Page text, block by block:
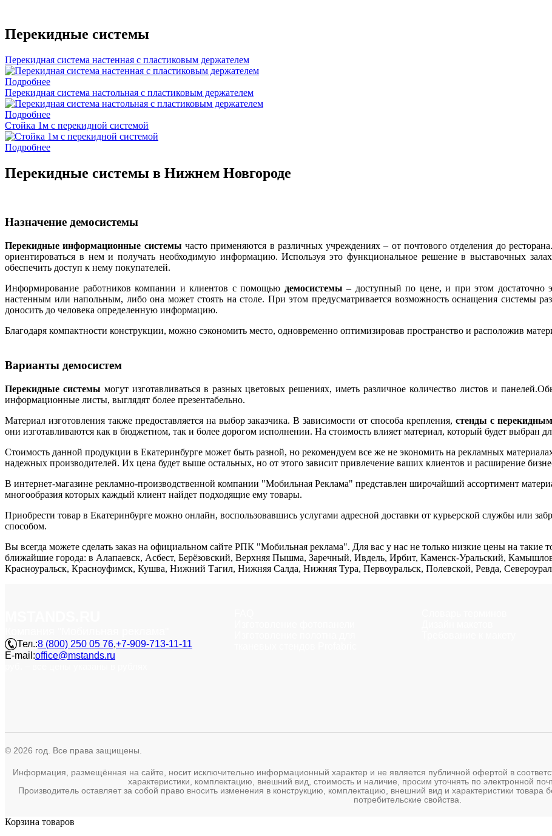
Перекидные системы
Перекидная система настенная с пластиковым держателем
Подробнее
Перекидная система настольная с пластиковым держателем
Подробнее
Стойка 1м с перекидной системой
Подробнее
Перекидные системы в Нижнем Новгороде
Назначение демосистемы
Перекидные информационные системы часто применяются в различных учреждениях – от почтового отделения до
ориентироваться в нем и получать необходимую информацию. Используя это функциональное решение в выставочных
обеспечить доступ к нему покупателей.
Информирование работников компании и клиентов с помощью демосистемы – доступный по цене, и при этом достаточно
настенным или напольным, либо она может стоять на столе. При этом предусматривается возможность оснащения системы
доносить до человека определенную информацию.
Благодаря компактности конструкции, можно сэкономить место, одновременно оптимизировав пространство и расположив
Варианты демосистем
Перекидные системы могут изготавливаться в разных цветовых решениях, иметь различное количество листов и
информационные листы, выглядят более презентабельно.
Материал изготовления также предоставляется на выбор заказчика. В зависимости от способа крепления, стенды с
они изготавливаются как в бюджетном, так и более дорогом исполнении. На стоимость влияет материал, который будет выбран
Стоимость данной продукции в Екатеринбурге может быть разной, но рекомендуем все же не экономить на рекламных
надежных производителей. Их цена будет выше остальных, но от этого зависит привлечение ваших клиентов и расширение
В интернет-магазине рекламно-производственной компании "Мобильная Реклама" представлен широчайший ассортимент
многообразия которых каждый клиент найдет подходящие ему товары.
Приобрести товар в Екатеринбурге можно онлайн, воспользовавшись услугами адресной доставки от курьерской службы или
способом.
Вы всегда можете сделать заказ на официальном сайте РПК "Мобильная реклама". Для вас у нас не только низкие цены на такие
ближайшие города: в Алапаевск, Асбест, Берёзовский, Верхняя Пышма, Заречный, Ивдель, Ирбит, Каменск-Уральский,
Красноуральск, Красноуфимск, Кушва, Нижний Тагил, Нижняя Салда, Нижняя Тура, Первоуральск, Полевской, Ревда,
Тел.:8 (800) 250 05 76,+7-909-713-11-11
E-mail:office@mstands.ru
© 2026 год. Все права защищены.
Информация, размещённая на сайте, носит исключительно информационный характер и не является публичной офертой в
характеристики, комплектацию, внешний вид, стоимость и наличие, просим уточнять по электронной
Производитель оставляет за собой право вносить изменения в конструкцию, комплектацию, внешний вид и характеристики товара
потребительские свойства.
Корзина товаров